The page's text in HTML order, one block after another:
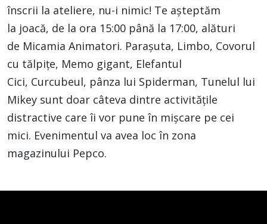
înscrii la ateliere, nu-i nimic! Te așteptăm
la joacă, de la ora 15:00 până la 17:00, alături
de Micamia Animatori. Parașuta, Limbo, Covorul
cu tălpițe, Memo gigant, Elefantul
Cici, Curcubeul, pânza lui Spiderman, Tunelul lui
Mikey sunt doar câteva dintre activitățile
distractive care îi vor pune în mișcare pe cei
mici. Evenimentul va avea loc în zona
magazinului Pepco.